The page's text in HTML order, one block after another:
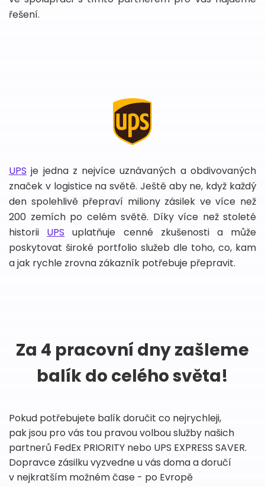
řešení.
UPS je jedna z nejvíce uznávaných a obdivovaných
značek v logistice na světě. Ještě aby ne, když každý
den spolehlivě přepraví miliony zásilek ve více než
200 zemích po celém světě. Díky více než stoleté
historii UPS uplatňuje cenné zkušenosti a může
poskytovat široké portfolio služeb dle toho, co, kam
a jak rychle zrovna zákazník potřebuje přepravit.
Za 4 pracovní dny zašleme
balík do celého světa!
Pokud potřebujete balík doručit co nejrychleji,
pak jsou pro vás tou pravou volbou služby našich
partnerů FedEx PRIORITY nebo UPS EXPRESS SAVER.
Dopravce zásilku vyzvedne u vás doma a doručí
v nejkratším možném čase - po Evropě